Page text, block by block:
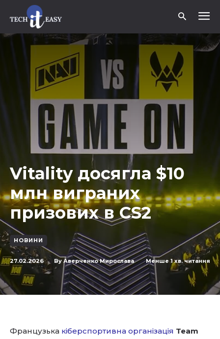
Vitality досягла $10
млн виграних
призових в CS2
НОВИНИ
27.02.2026 By Аверченко Мирослава Менше 1хв. читання
Французька кіберспортивна організація Team